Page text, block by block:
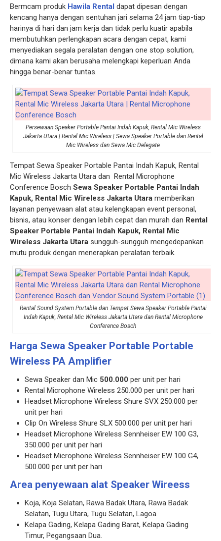
Bermcam produk Hawila Rental dapat dipesan dengan
kencang hanya dengan sentuhan jari selama 24 jam tiap-tiap
harinya di hari dan jam kerja dan tidak perlu kuatir apabila
membutuhkan perlengkapan acara dengan cepat, kami
menyediakan segala peralatan dengan one stop solution,
dimana kami akan berusaha melengkapi keperluan Anda
hingga benar-benar tuntas.
Persewaan Speaker Portable Pantai Indah Kapuk, Rental Mic Wireless
Jakarta Utara | Rental Mic Wireless | Sewa Speaker Portable dan Rental
Mic Wireless dan Sewa Mic Delegate
Tempat Sewa Speaker Portable Pantai Indah Kapuk, Rental
Mic Wireless Jakarta Utara dan Rental Microphone
Conference Bosch Sewa Speaker Portable Pantai Indah
Kapuk, Rental Mic Wireless Jakarta Utara memberikan
layanan penyewaan alat atau kelengkapan event personal,
bisnis, atau konser dengan lebih cepat dan murah dan Rental
Speaker Portable Pantai Indah Kapuk, Rental Mic
Wireless Jakarta Utara sungguh-sungguh mengedepankan
mutu produk dengan menerapkan peralatan terbaik.
Rental Sound System Portable dan Tempat Sewa Speaker Portable Pantai
Indah Kapuk, Rental Mic Wireless Jakarta Utara dan Rental Microphone
Conference Bosch
Harga Sewa Speaker Portable Portable
Wireless PA Amplifier
Sewa Speaker dan Mic 500.000 per unit per hari
Rental Microphone Wireless 250.000 per unit per hari
Headset Microphone Wireless Shure SVX 250.000 per
unit per hari
Clip On Wireless Shure SLX 500.000 per unit per hari
Headset Microphone Wireless Sennheiser EW 100 G3,
350.000 per unit per hari
Headset Microphone Wireless Sennheiser EW 100 G4,
500.000 per unit per hari
Area penyewaan alat Speaker Wireess
Koja, Koja Selatan, Rawa Badak Utara, Rawa Badak
Selatan, Tugu Utara, Tugu Selatan, Lagoa.
Kelapa Gading, Kelapa Gading Barat, Kelapa Gading
Timur, Pegangsaan Dua.